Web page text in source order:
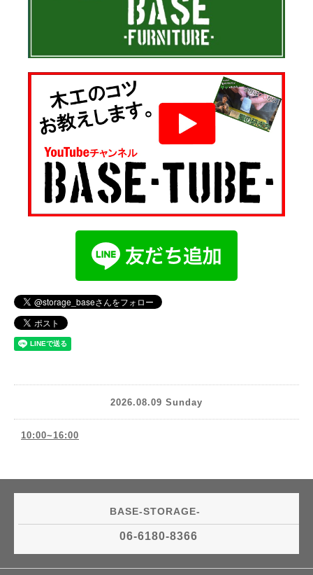
2026.08.09 Sunday
10:00~16:00
BASE-STORAGE-
06-6180-8366